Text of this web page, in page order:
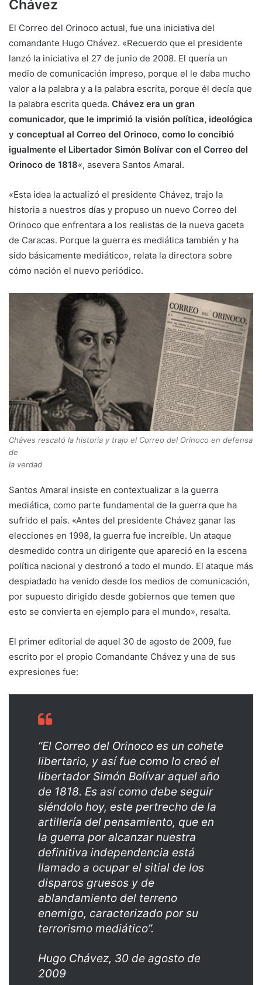
Chávez
El Correo del Orinoco actual, fue una iniciativa del
comandante Hugo Chávez. «Recuerdo que el presidente
lanzó la iniciativa el 27 de junio de 2008. El quería un
medio de comunicación impreso, porque el le daba mucho
valor a la palabra y a la palabra escrita, porque él decía que
la palabra escrita queda. Chávez era un gran
comunicador, que le imprimió la visión política, ideológica
y conceptual al Correo del Orinoco, como lo concibió
igualmente el Libertador Simón Bolívar con el Correo del
Orinoco de 1818«, asevera Santos Amaral.
«Esta idea la actualizó el presidente Chávez, trajo la
historia a nuestros días y propuso un nuevo Correo del
Orinoco que enfrentara a los realistas de la nueva gaceta
de Caracas. Porque la guerra es mediática también y ha
sido básicamente mediático», relata la directora sobre
cómo nación el nuevo periódico.
Cháves rescató la historia y trajo el Correo del Orinoco en defensa
de
la verdad
Santos Amaral insiste en contextualizar a la guerra
mediática, como parte fundamental de la guerra que ha
sufrido el país. «Antes del presidente Chávez ganar las
elecciones en 1998, la guerra fue increíble. Un ataque
desmedido contra un dirigente que apareció en la escena
política nacional y destronó a todo el mundo. El ataque más
despiadado ha venido desde los medios de comunicación,
por supuesto dirigido desde gobiernos que temen que
esto se convierta en ejemplo para el mundo», resalta.
El primer editorial de aquel 30 de agosto de 2009, fue
escrito por el propio Comandante Chávez y una de sus
expresiones fue:
“El Correo del Orinoco es un cohete
libertario, y así fue como lo creó el
libertador Simón Bolívar aquel año
de 1818. Es así como debe seguir
siéndolo hoy, este pertrecho de la
artillería del pensamiento, que en
la guerra por alcanzar nuestra
definitiva independencia está
llamado a ocupar el sitial de los
disparos gruesos y de
ablandamiento del terreno
enemigo, caracterizado por su
terrorismo mediático”.
Hugo Chávez, 30 de agosto de
2009